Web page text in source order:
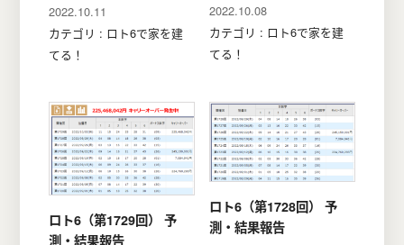
2022.10.11
カテゴリ : ロト6で家を建
てる！
2022.10.08
カテゴリ : ロト6で家を建
てる！
ロト6（第1729回） 予
測・結果報告
ロト6（第1728回） 予
測・結果報告